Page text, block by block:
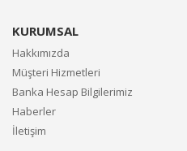
KURUMSAL
Hakkımızda
Müşteri Hizmetleri
Banka Hesap Bilgilerimiz
Haberler
İletişim